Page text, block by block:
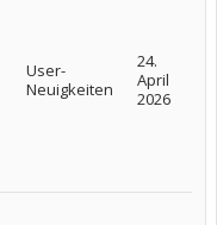
User-
Neuigkeiten
24.
April
2026